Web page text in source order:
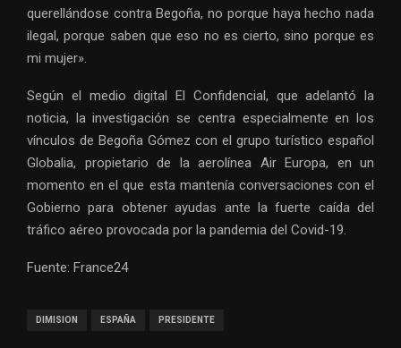
querellándose contra Begoña, no porque haya hecho nada
ilegal, porque saben que eso no es cierto, sino porque es
mi mujer».
Según el medio digital El Confidencial, que adelantó la
noticia, la investigación se centra especialmente en los
vínculos de Begoña Gómez con el grupo turístico español
Globalia, propietario de la aerolínea Air Europa, en un
momento en el que esta mantenía conversaciones con el
Gobierno para obtener ayudas ante la fuerte caída del
tráfico aéreo provocada por la pandemia del Covid-19.
Fuente: France24
DIMISION ESPAÑA PRESIDENTE